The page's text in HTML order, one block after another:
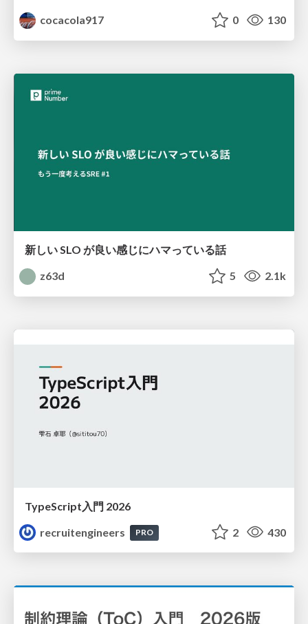
cocacola917 0 130
新しい SLO が良い感じにハマっている話
z63d
5 2.1k
TypeScript入門 2026
recruitengineers
PRO 2 430